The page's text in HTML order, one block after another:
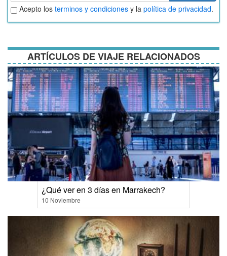
Aceptar
términos
y
Acepto los terminos y condiciones y la política de privacidad.
ARTÍCULOS DE VIAJE RELACIONADOS
¿Qué ver en 3 días en Marrakech?
10 Noviembre